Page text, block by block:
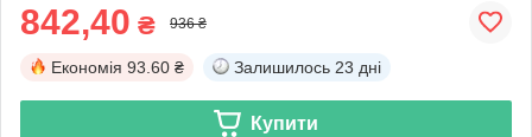
842,40 ₴ 936 ₴
Економія 93.60 ₴ Залишилось 23 дні
Купити